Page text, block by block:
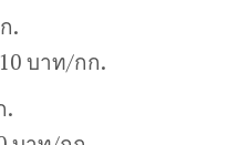
.
บาท/กก.
.